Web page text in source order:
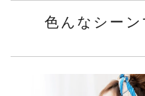
色んなシー